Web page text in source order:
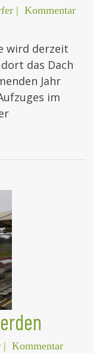
| Kommentar
wird derzeit
das Dach
Jahr
im
| Kommentar